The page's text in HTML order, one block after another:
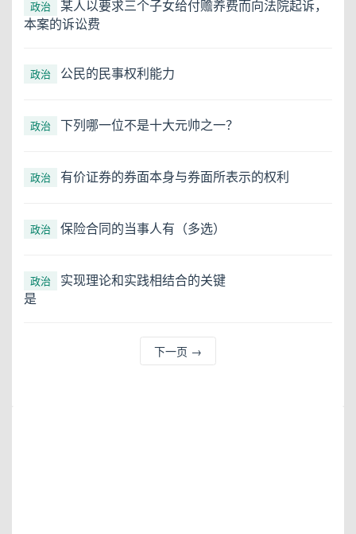
政治
某人以要求三个子女给付赡养费而向法院起诉，
本案的诉讼费
政治 公民的民事权利能力
政治 下列哪一位不是十大元帅之一？
政治 有价证券的券面本身与券面所表示的权利
政治 保险合同的当事人有（多选）
政治
实现理论和实践相结合的关键
是
下一页 →